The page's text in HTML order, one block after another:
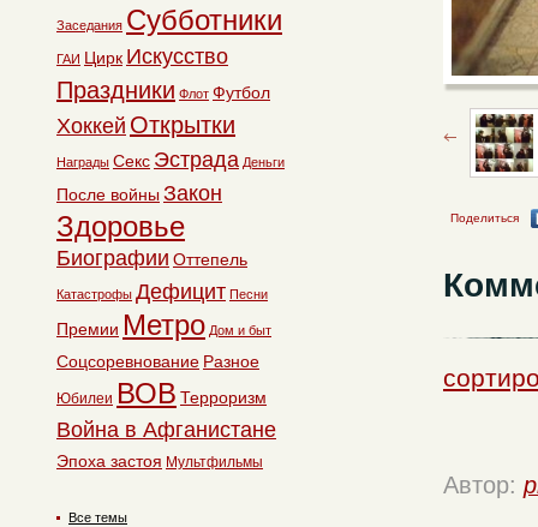
Поделиться
Автор:
Заседания Субботники
ГАИ Цирк Искусство
Праздники Флот Футбол
Хоккей Открытки
Награды Секс Эстрада Деньги
После войны Закон
Здоровье
Биографии Оттепель
Катастрофы Дефицит Песни
Премии Метро Дом и быт
Соцсоревнование Разное
Юбилеи ВОВ Терроризм
Война в Афганистане
Эпоха застоя Мультфильмы
Все темы